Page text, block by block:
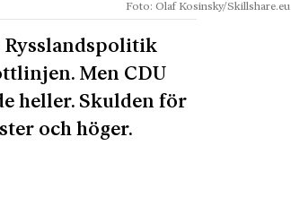
Foto: Olaf Kosinsky/Skillshare.eu
Rysslandspolitik
Men CDU
heller. Skulden för
och höger.